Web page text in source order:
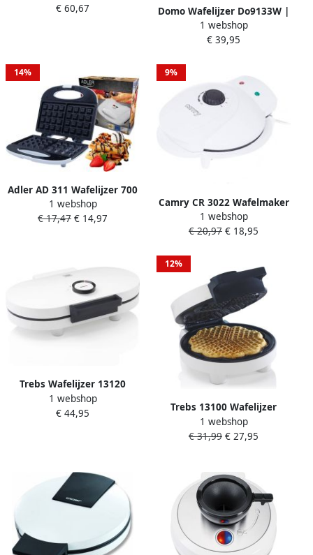
Keuken&Koken
€ 60,67
Domo Wafelijzer Do9133W |
Wafelijzers | Keuken&Koken
Keukenapparaten |
1 webshop
€ 39,95
14%
Adler AD 311 Wafelijzer 700
Watt
1 webshop
€ 17,47 € 14,97
9%
Camry CR 3022 Wafelmaker
1 webshop
€ 20,97 € 18,95
Trebs Wafelijzer 13120
Dubbel hartvormig Wit
1 webshop
€ 44,95
12%
Trebs 13100 Wafelijzer
hartvormig Wit
1 webshop
€ 31,99 € 27,95